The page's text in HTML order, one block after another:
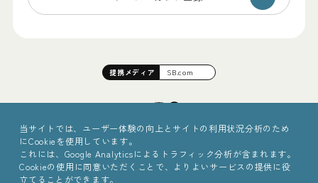
提携メディア SB.com
当サイトでは、ユーザー体験の向上とサイトの利用状況分析のため
にCookieを使用しています。
これには、Google Analyticsによるトラフィック分析が含まれます。
Cookieの使用に同意いただくことで、よりよいサービスの提供に役
立てることができます。